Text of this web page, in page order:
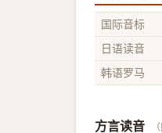
国际音标
日语读音
韩语罗马
方言读音